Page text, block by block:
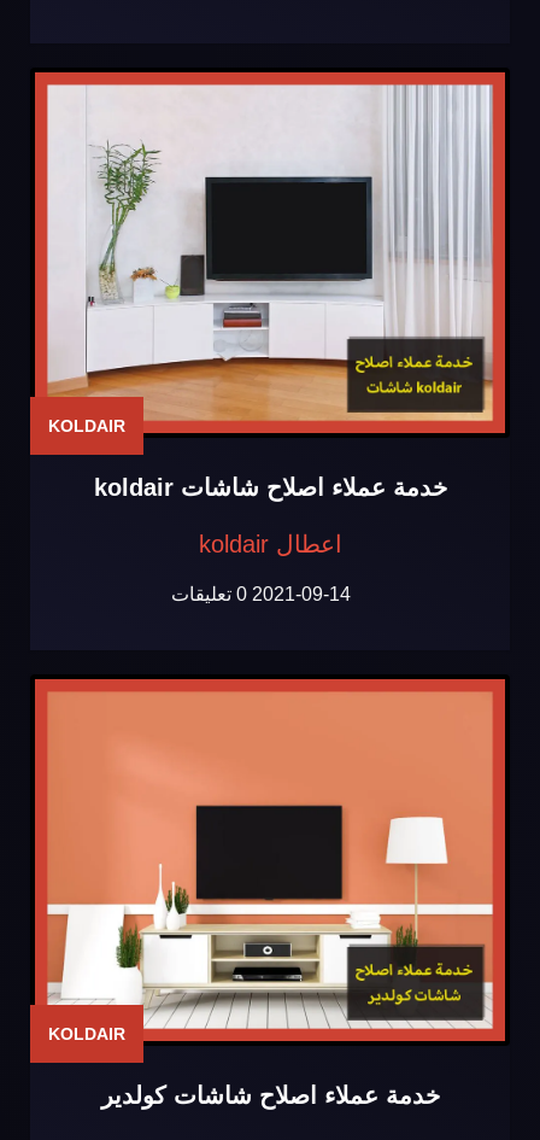
KOLDAIR
خدمة عملاء اصلاح شاشات koldair
اعطال koldair
2021-09-14 0 تعليقات
KOLDAIR
خدمة عملاء اصلاح شاشات كولدير